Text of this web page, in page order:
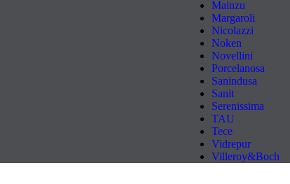
Mainzu
Margaroli
Nicolazzi
Noken
Novellini
Porcelanosa
Sanindusa
Sanit
Serenissima
TAU
Tece
Vidrepur
Villeroy&Boch